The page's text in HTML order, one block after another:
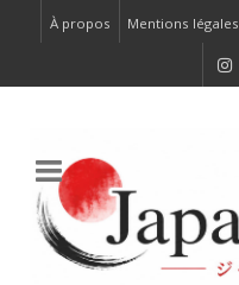
À propos Mentions légales